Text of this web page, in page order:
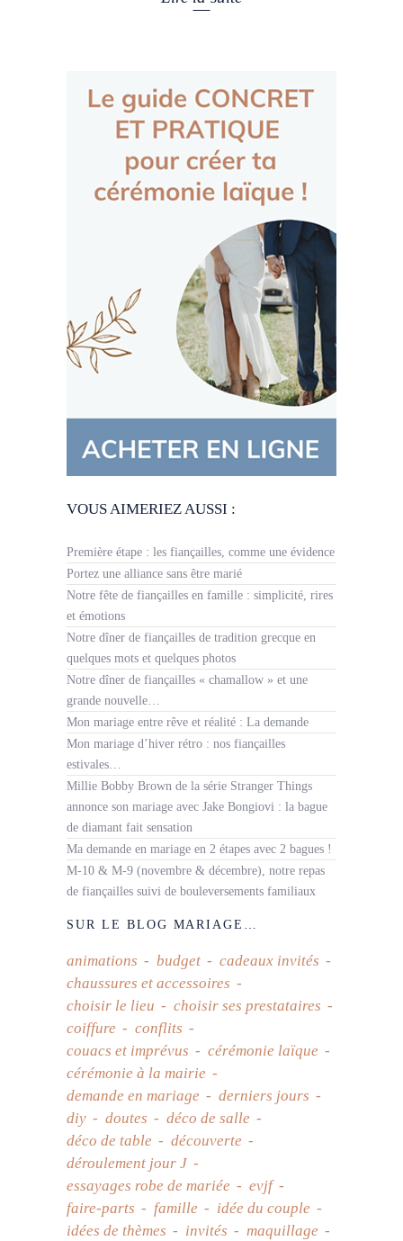
VOUS AIMERIEZ AUSSI :
Première étape : les fiançailles, comme une évidence
Portez une alliance sans être marié
Notre fête de fiançailles en famille : simplicité, rires
et émotions
Notre dîner de fiançailles de tradition grecque en
quelques mots et quelques photos
Notre dîner de fiançailles « chamallow » et une
grande nouvelle…
Mon mariage entre rêve et réalité : La demande
Mon mariage d’hiver rétro : nos fiançailles
estivales…
Millie Bobby Brown de la série Stranger Things
annonce son mariage avec Jake Bongiovi : la bague
de diamant fait sensation
Ma demande en mariage en 2 étapes avec 2 bagues !
M-10 & M-9 (novembre & décembre), notre repas
de fiançailles suivi de bouleversements familiaux
SUR LE BLOG MARIAGE…
animations budget
cadeaux invités
chaussures et accessoires
choisir le lieu
choisir ses prestataires
coiffure
conflits
couacs et imprévus
cérémonie laïque
cérémonie à la mairie
demande en mariage
derniers jours
diy
doutes
déco de salle
déco de table
découverte
déroulement jour J
essayages robe de mariée
evjf
faire-parts
famille
idée du couple
idées de thèmes
invités
maquillage